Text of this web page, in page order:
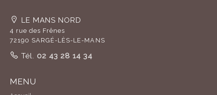
LE MANS NORD
4 rue des Frênes
72190 SARGÉ-LÈS-LE-MANS
Tél. 02 43 28 14 34
MENU